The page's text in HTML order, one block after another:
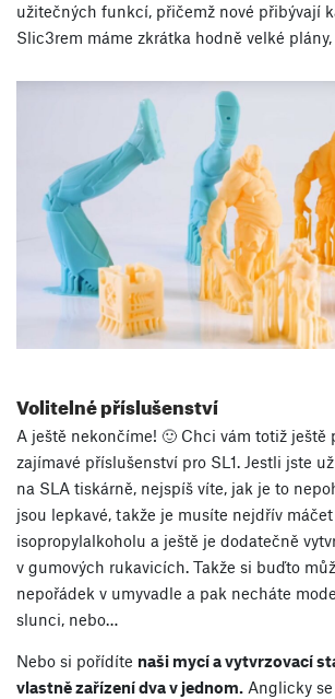
užitečných funkcí, přičemž nové přibývají
Slic3rem máme zkrátka hodně velké
Volitelné příslušenství
A ještě nekončíme! 🙂 Chci vám totiž ještě
zajímavé příslušenství pro SL1. Jestli jste
na SLA tiskárně, nejspíš víte, jak je to
jsou lepkavé, takže je musíte nejdřív
isopropylalkoholu a ještě je dodatečně
v gumových rukavicích. Takže si buďto
nepořádek v umyvadle a pak necháte
slunci, nebo…
Nebo si pořídíte naši mycí a vytvrzovací
vlastně zařízení dva v jednom. Anglicky